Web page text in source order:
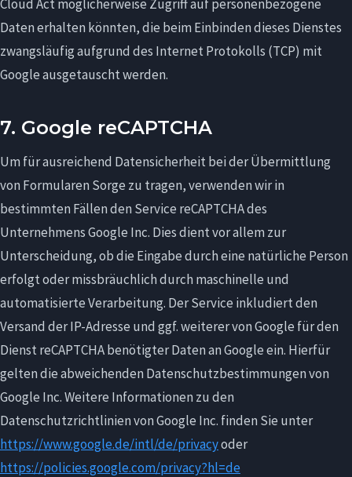
Cloud Act möglicherweise Zugriff auf personenbezogene
Daten erhalten könnten, die beim Einbinden dieses Dienstes
zwangsläufig aufgrund des Internet Protokolls (TCP) mit
Google ausgetauscht werden.
7. Google reCAPTCHA
Um für ausreichend Datensicherheit bei der Übermittlung
von Formularen Sorge zu tragen, verwenden wir in
bestimmten Fällen den Service reCAPTCHA des
Unternehmens Google Inc. Dies dient vor allem zur
Unterscheidung, ob die Eingabe durch eine natürliche Person
erfolgt oder missbräuchlich durch maschinelle und
automatisierte Verarbeitung. Der Service inkludiert den
Versand der IP-Adresse und ggf. weiterer von Google für den
Dienst reCAPTCHA benötigter Daten an Google ein. Hierfür
gelten die abweichenden Datenschutzbestimmungen von
Google Inc. Weitere Informationen zu den
Datenschutzrichtlinien von Google Inc. finden Sie unter
https://www.google.de/intl/de/privacyoder
https://policies.google.com/privacy?hl=de